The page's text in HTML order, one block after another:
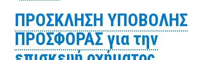
τύπου ΑΠΟΡΡΙΜΜΑΤΟΦΟΡΟ με αριθμ.
κυκλοφορίας ΚΗΗ 2989
ΠΡΟΣΚΛΗΣΗ ΥΠΟΒΟΛΗΣ
ΠΡΟΣΦΟΡΑΣ για την